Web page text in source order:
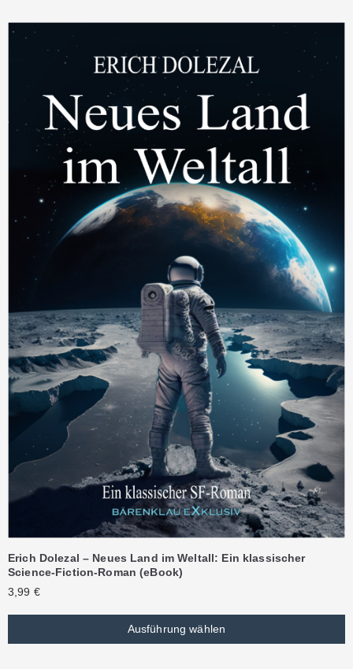
Erich Dolezal – Neues Land im Weltall: Ein klassischer
Science-Fiction-Roman (eBook)
3,99 €
Ausführung wählen